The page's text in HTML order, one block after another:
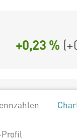
+0,23 % (
Profil